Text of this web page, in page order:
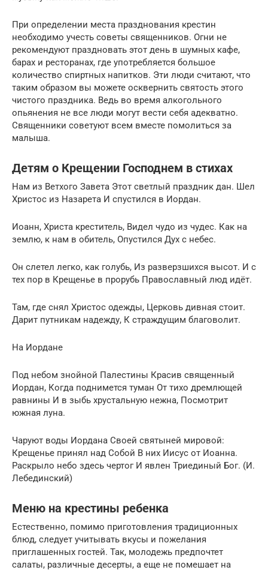
При определении места празднования крестин
необходимо учесть советы священников. Огни не
рекомендуют праздновать этот день в шумных кафе,
барах и ресторанах, где употребляется большое
количество спиртных напитков. Эти люди считают, что
таким образом вы можете осквернить святость этого
чистого праздника. Ведь во время алкогольного
опьянения не все люди могут вести себя адекватно.
Священники советуют всем вместе помолиться за
малыша.
Детям о Крещении Господнем в стихах
Нам из Ветхого Завета Этот светлый праздник дан. Шел
Христос из Назарета И спустился в Иордан.
Иоанн, Христа креститель, Видел чудо из чудес. Как на
землю, к нам в обитель, Опустился Дух с небес.
Он слетел легко, как голубь, Из разверзшихся высот. И с
тех пор в Крещенье в прорубь Православный люд идёт.
Там, где снял Христос одежды, Церковь дивная стоит.
Дарит путникам надежду, К страждущим благоволит.
На Иордане
Под небом знойной Палестины Красив священный
Иордан, Когда поднимется туман От тихо дремлющей
равнины И в зыбь хрустальную нежна, Посмотрит
южная луна.
Чаруют воды Иордана Своей святыней мировой:
Крещенье принял над Собой В них Иисус от Иоанна.
Раскрыло небо здесь чертог И явлен Триединый Бог. (И.
Лебединский)
Меню на крестины ребенка
Естественно, помимо приготовления традиционных
блюд, следует учитывать вкусы и пожелания
приглашенных гостей. Так, молодежь предпочтет
салаты, различные десерты, а еще не помешает на